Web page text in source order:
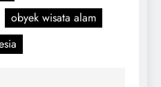
obyek wisata alam